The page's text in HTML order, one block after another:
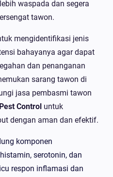
waspada dan segera
tawon.
mengidentifikasi jenis
bahayanya agar dapat
dan penanganan
sarang tawon di
jasa pembasmi tawon
Control untuk
dengan aman dan efektif.
komponen
serotonin, dan
respon inflamasi dan